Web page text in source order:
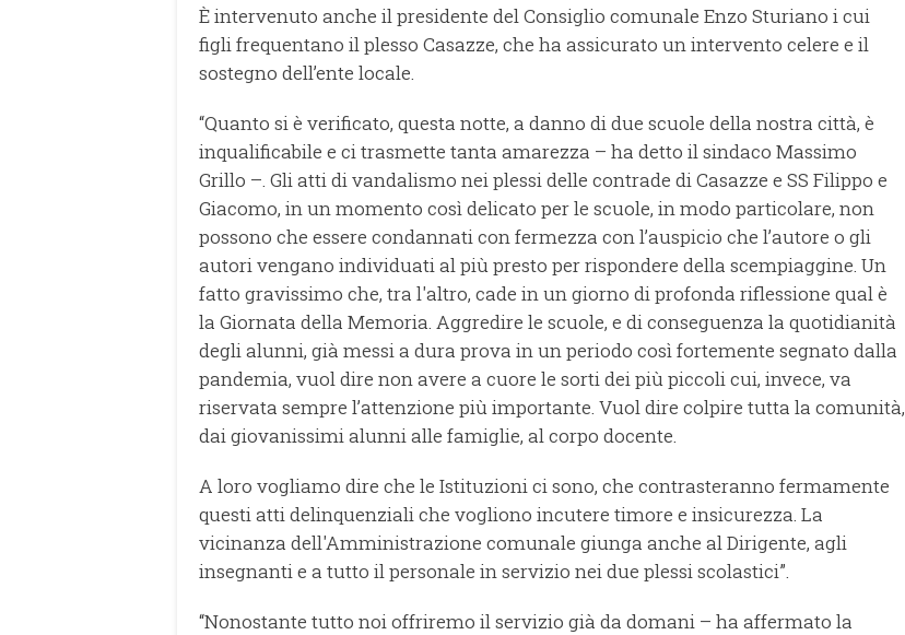
È intervenuto anche il presidente del Consiglio comunale Enzo Sturiano i cui
figli frequentano il plesso Casazze, che ha assicurato un intervento celere e il
sostegno dell’ente locale.
“Quanto si è verificato, questa notte, a danno di due scuole della nostra città, è
inqualificabile e ci trasmette tanta amarezza – ha detto il sindaco Massimo
Grillo –. Gli atti di vandalismo nei plessi delle contrade di Casazze e SS Filippo e
Giacomo, in un momento così delicato per le scuole, in modo particolare, non
possono che essere condannati con fermezza con l’auspicio che l’autore o gli
autori vengano individuati al più presto per rispondere della scempiaggine. Un
fatto gravissimo che, tra l'altro, cade in un giorno di profonda riflessione qual è
la Giornata della Memoria. Aggredire le scuole, e di conseguenza la quotidianità
degli alunni, già messi a dura prova in un periodo così fortemente segnato dalla
pandemia, vuol dire non avere a cuore le sorti dei più piccoli cui, invece, va
riservata sempre l’attenzione più importante. Vuol dire colpire tutta la comunità,
dai giovanissimi alunni alle famiglie, al corpo docente.
A loro vogliamo dire che le Istituzioni ci sono, che contrasteranno fermamente
questi atti delinquenziali che vogliono incutere timore e insicurezza. La
vicinanza dell'Amministrazione comunale giunga anche al Dirigente, agli
insegnanti e a tutto il personale in servizio nei due plessi scolastici”.
“Nonostante tutto noi offriremo il servizio già da domani – ha affermato la